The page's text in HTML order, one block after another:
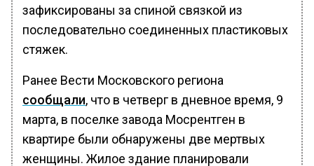
зафиксированы за спиной связкой из
последовательно соединенных пластиковых
стяжек.
Ранее Вести Московского региона
сообщали, что в четверг в дневное время, 9
марта, в поселке завода Мосрентген в
квартире были обнаружены две мертвых
женщины. Жилое здание планировали